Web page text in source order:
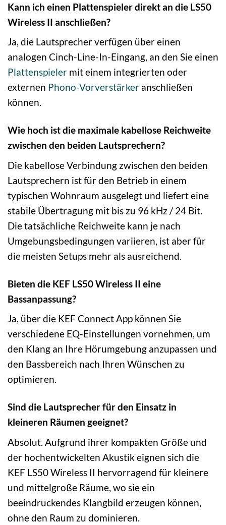
Kann ich einen Plattenspieler direkt an die LS50
Wireless II anschließen?
Ja, die Lautsprecher verfügen über einen
analogen Cinch-Line-In-Eingang, an den Sie einen
Plattenspieler mit einem integrierten oder
externen Phono-Vorverstärker anschließen
können.
Wie hoch ist die maximale kabellose Reichweite
zwischen den beiden Lautsprechern?
Die kabellose Verbindung zwischen den beiden
Lautsprechern ist für den Betrieb in einem
typischen Wohnraum ausgelegt und liefert eine
stabile Übertragung mit bis zu 96 kHz / 24 Bit.
Die tatsächliche Reichweite kann je nach
Umgebungsbedingungen variieren, ist aber für
die meisten Setups mehr als ausreichend.
Bieten die KEF LS50 Wireless II eine
Bassanpassung?
Ja, über die KEF Connect App können Sie
verschiedene EQ-Einstellungen vornehmen, um
den Klang an Ihre Hörumgebung anzupassen und
den Bassbereich nach Ihren Wünschen zu
optimieren.
Sind die Lautsprecher für den Einsatz in
kleineren Räumen geeignet?
Absolut. Aufgrund ihrer kompakten Größe und
der hochentwickelten Akustik eignen sich die
KEF LS50 Wireless II hervorragend für kleinere
und mittelgroße Räume, wo sie ein
beeindruckendes Klangbild erzeugen können,
ohne den Raum zu dominieren.